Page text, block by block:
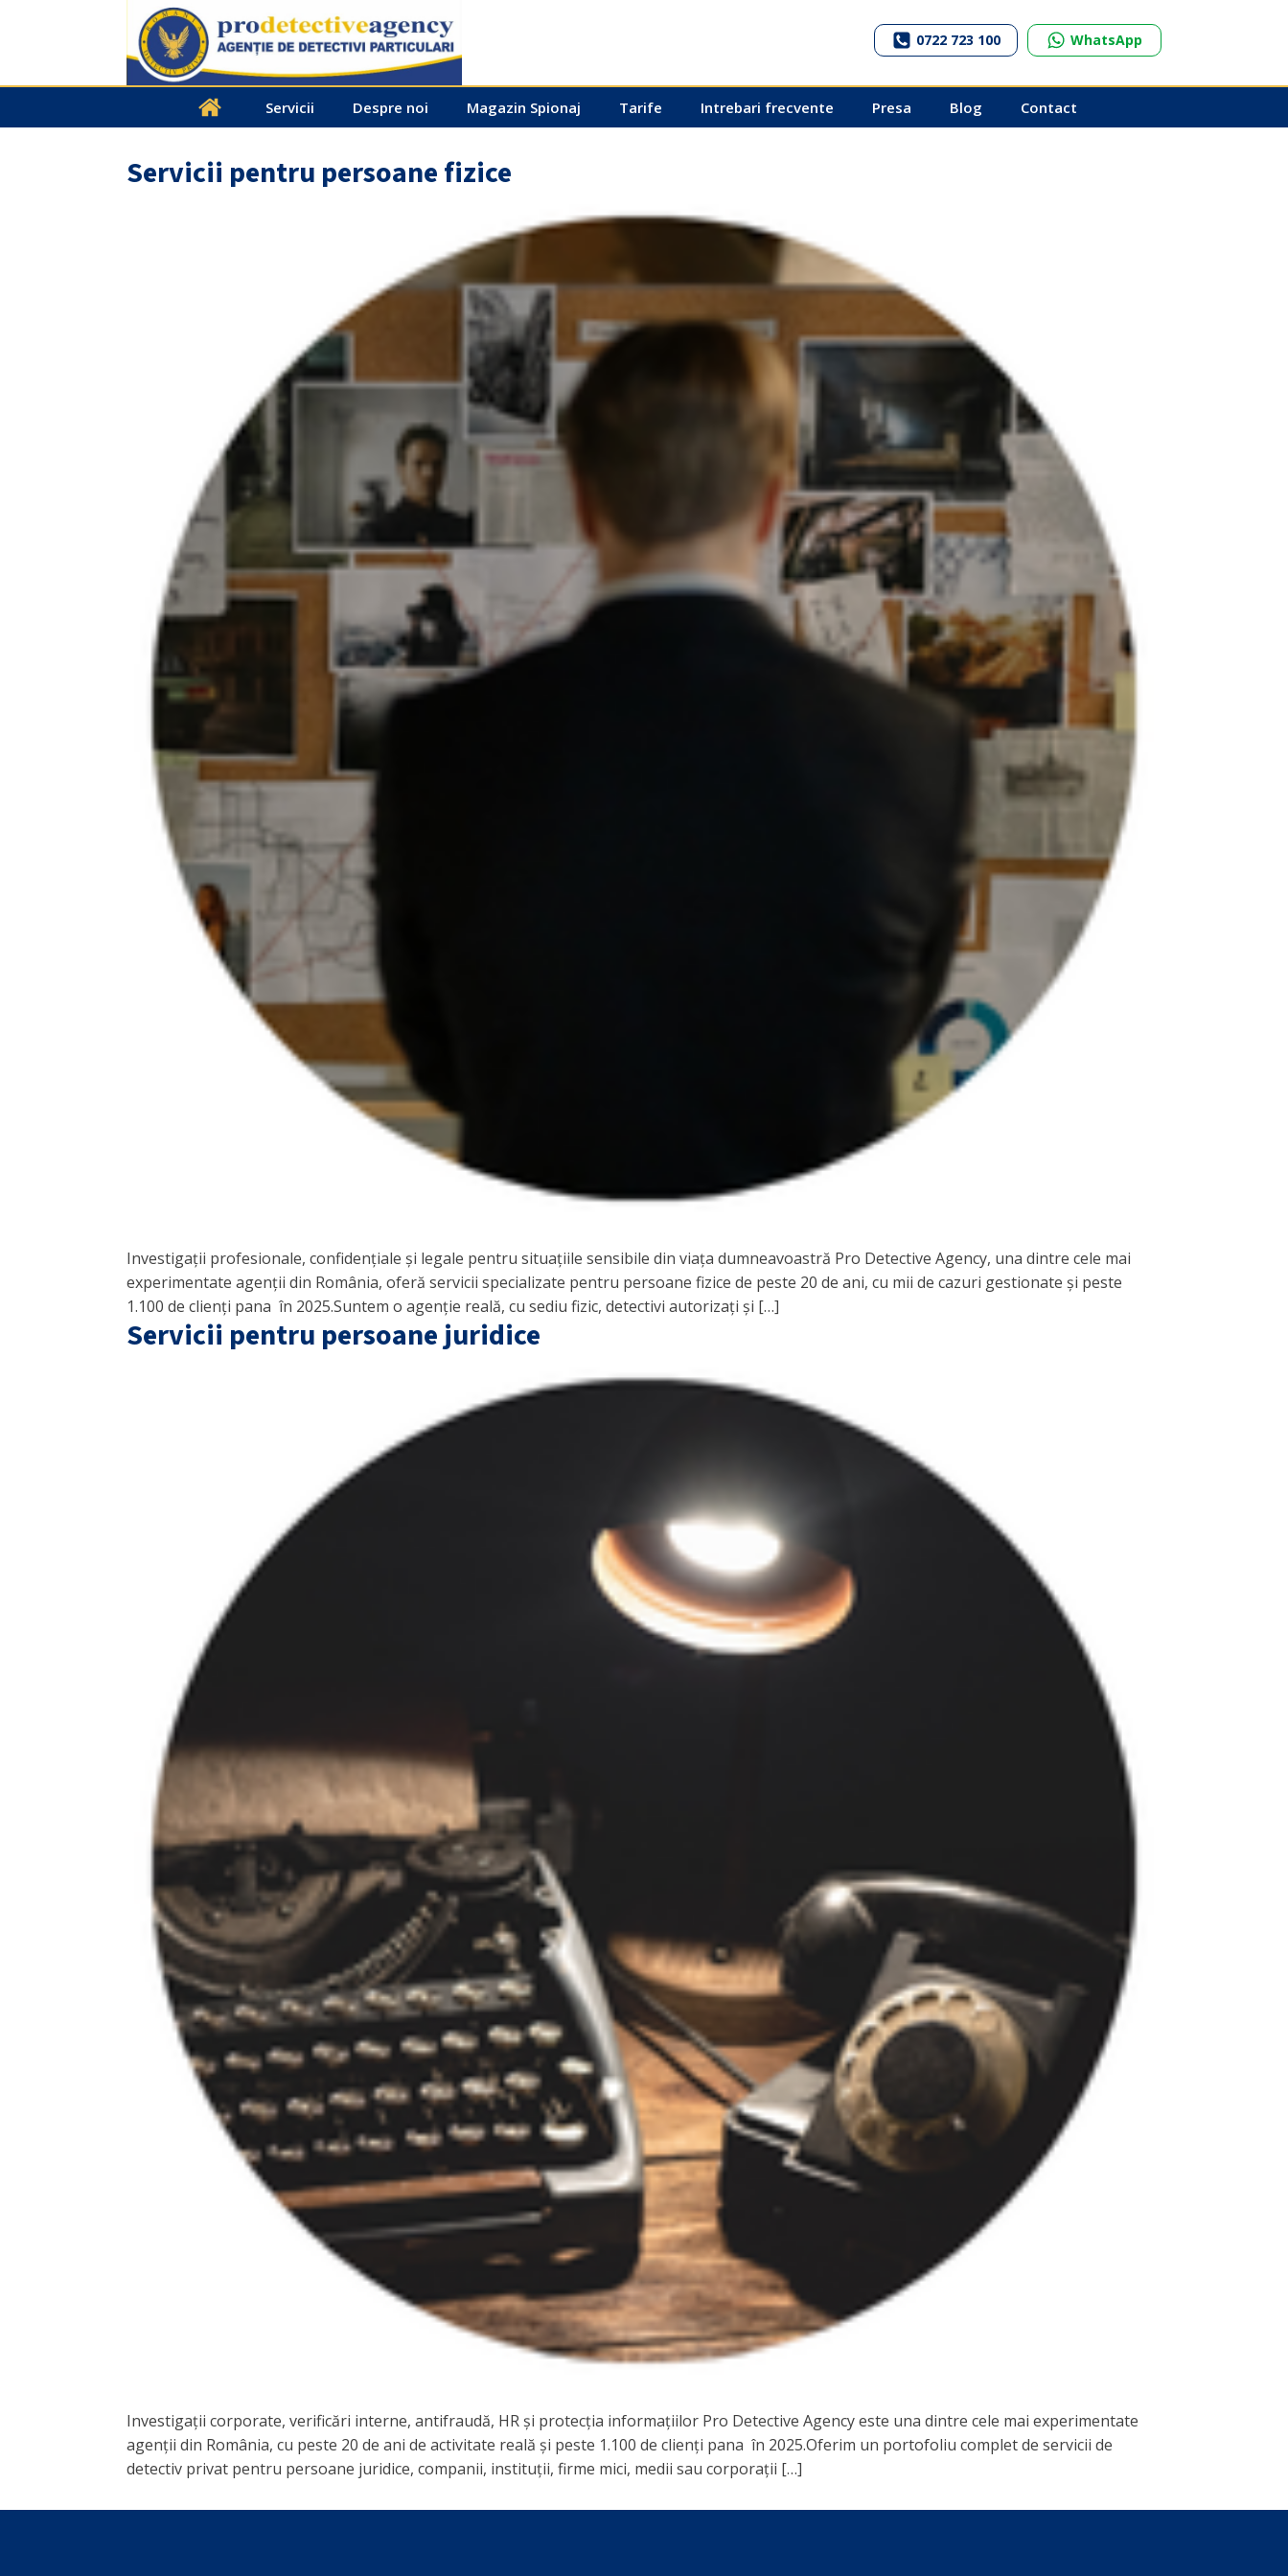
0722 723 100 WhatsApp
Servicii Despre noi Magazin Spionaj Tarife Intrebari frecvente Presa Blog Contact
Servicii pentru persoane fizice
Investigații profesionale, confidențiale și legale pentru situațiile sensibile din viața dumneavoastră Pro Detective Agency, una dintre cele mai
experimentate agenții din România, oferă servicii specializate pentru persoane fizice de peste 20 de ani, cu mii de cazuri gestionate și peste
1.100 de clienți pana în 2025.Suntem o agenție reală, cu sediu fizic, detectivi autorizați și […]
Servicii pentru persoane juridice
Investigații corporate, verificări interne, antifraudă, HR și protecția informațiilor Pro Detective Agency este una dintre cele mai experimentate
agenții din România, cu peste 20 de ani de activitate reală și peste 1.100 de clienți pana în 2025.Oferim un portofoliu complet de servicii de
detectiv privat pentru persoane juridice, companii, instituții, firme mici, medii sau corporații […]